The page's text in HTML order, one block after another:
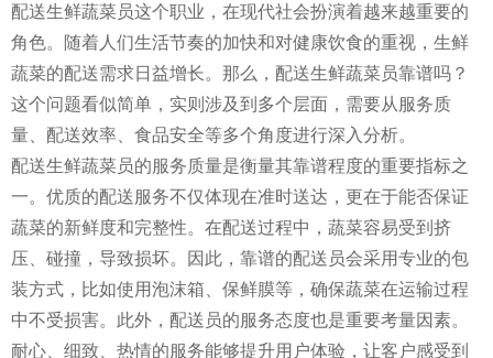
配送生鲜蔬菜员这个职业，在现代社会扮演着越来越重要的
角色。随着人们生活节奏的加快和对健康饮食的重视，生鲜
蔬菜的配送需求日益增长。那么，配送生鲜蔬菜员靠谱吗？
这个问题看似简单，实则涉及到多个层面，需要从服务质
量、配送效率、食品安全等多个角度进行深入分析。
配送生鲜蔬菜员的服务质量是衡量其靠谱程度的重要指标之
一。优质的配送服务不仅体现在准时送达，更在于能否保证
蔬菜的新鲜度和完整性。在配送过程中，蔬菜容易受到挤
压、碰撞，导致损坏。因此，靠谱的配送员会采用专业的包
装方式，比如使用泡沫箱、保鲜膜等，确保蔬菜在运输过程
中不受损害。此外，配送员的服务态度也是重要考量因素。
耐心、细致、热情的服务能够提升用户体验，让客户感受到